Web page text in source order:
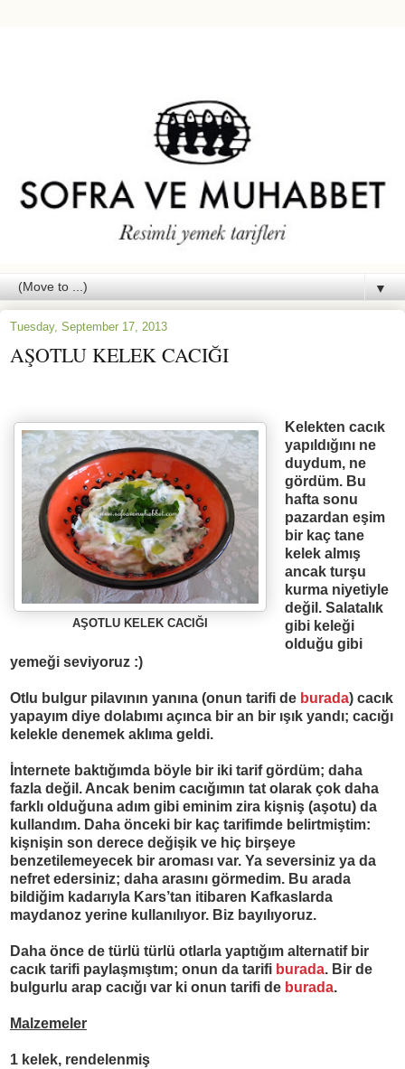
▼
Tuesday, September 17, 2013
AŞOTLU KELEK CACIĞI
AŞOTLU KELEK CACIĞI
Kelekten cacık
yapıld ığınıne
duydum, ne
gördüm. Bu
hafta sonu
pazardan eşim
bir kaç tane
kelek almış
ancak turşu
kurma niyetiyle
değil. Salatal ık
gibi keleği
olduğu gibi
yemeği seviyoruz :)
Otlu bulgur pilavının yanına (onun tarifi de burada) cacık
yapayım diye dolabımı açınca bir an bir ışık yand ı; cacığı
kelekle denemek aklıma geldi.
İnternete baktığımda böyle bir iki tarif gördüm; daha
fazla değil. Ancak benim cacığımın tat olarak çok daha
farklı olduğuna adım gibi eminim zira kişniş (aşotu) da
kullandım. Daha önceki bir kaç tarifimde belirtmiştim:
kişnişin son derece değişik ve hiç birşeye
benzetilemeyecek bir aroması var. Ya seversiniz ya da
nefret edersiniz; daha arasını görmedim. Bu arada
bildiğim kadarıyla Kars’tan itibaren Kafkaslarda
maydanoz yerine kullanılıyor. Biz bayılıyoruz.
Daha önce de türlü türlü otlarla yaptığım alternatif bir
cacık tarifi paylaşmıştım; onun da tarifi burada. Bir de
bulgurlu arap cacığı var ki onun tarifi de burada.
Malzemeler
1 kelek, rendelenmiş